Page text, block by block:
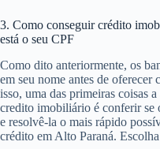
3. Como conseguir crédito
está o seu CPF
Como dito anteriormente, os
em seu nome antes de
isso, uma das primeiras coisas
credito imobiliário é conferir se
e resolvê-la o mais rápido
crédito em Alto Paraná.